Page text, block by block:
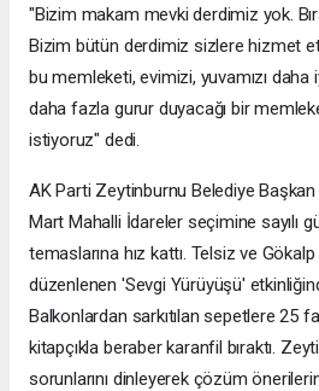
"Bizim makam mevki derdimiz yok.
Bizim bütün derdimiz sizlere hizmet
bu memleketi, evimizi, yuvamızı
daha fazla gurur duyacağı bir
istiyoruz" dedi.
AK Parti Zeytinburnu Belediye Başkan
Mart Mahalli İdareler seçimine sayılı
temaslarına hız kattı. Telsiz ve
düzenlenen 'Sevgi Yürüyüşü'
Balkonlardan sarkıtılan sepetlere 25
kitapçıkla beraber karanfil bıraktı.
sorunlarını dinleyerek çözüm